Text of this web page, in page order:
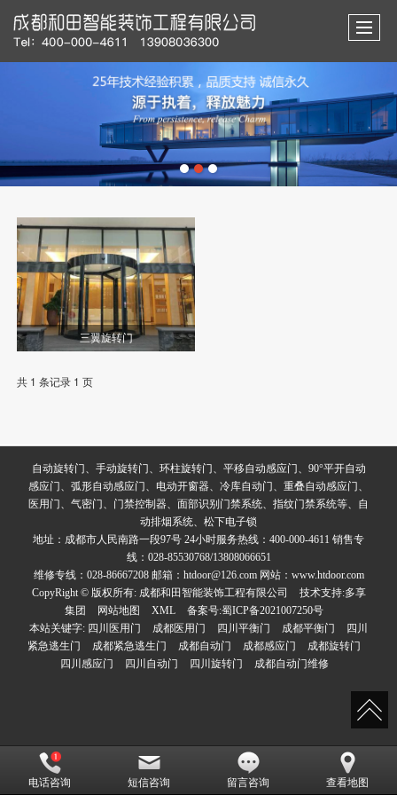
三翼旋转门
共 1 条记录 1 页
自动旋转门、手动旋转门、环柱旋转门、平移自动感应门、90°平开自动
感应门、弧形自动感应门、电动开窗器、冷库自动门、重叠自动感应门、
医用门、气密门、门禁控制器、面部识别门禁系统、指纹门禁系统等、自
动排烟系统、松下电子锁
地址：成都市人民南路一段97号 24小时服务热线：400-000-4611 销售专
线：028-85530768/13808066651
维修专线：028-86667208 邮箱：htdoor@126.com 网站：www.htdoor.com
CopyRight © 版权所有: 成都和田智能装饰工程有限公司 技术支持:多享
集团
网站地图 XML 备案号:蜀ICP备2021007250号
本站关键字: 四川医用门 成都医用门 四川平衡门 成都平衡门
四川
紧急逃生门
成都紧急逃生门 成都自动门 成都感应门
成都旋转门
四川感应门
四川自动门 四川旋转门 成都自动门维修
电话咨询 短信咨询 留言咨询 查看地图